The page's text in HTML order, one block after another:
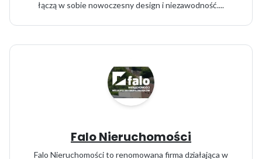
łączą w sobie nowoczesny design i niezawodność....
Falo Nieruchomości
Falo Nieruchomości to renomowana firma działająca w